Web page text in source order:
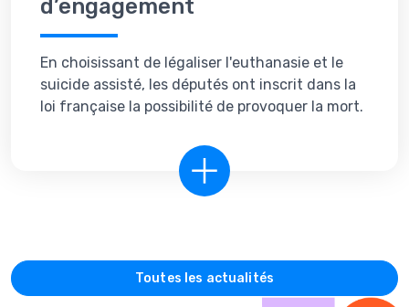
d’engagement
En choisissant de légaliser l'euthanasie et le
suicide assisté, les députés ont inscrit dans la
loi française la possibilité de provoquer la mort.
Toutes les actualités